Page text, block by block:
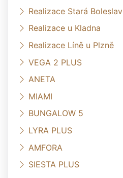
Realizace Stará Boleslav
Realizace u Kladna
Realizace Líně u Plzně
VEGA 2 PLUS
ANETA
MIAMI
BUNGALOW 5
LYRA PLUS
AMFORA
SIESTA PLUS